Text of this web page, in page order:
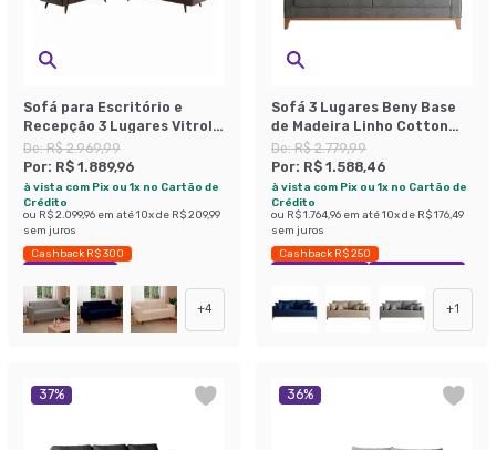
Sofá para Escritório e
Recepção 3 Lugares Vitrola
Revestimento Sintético
Marrom
De:R$ 2.969,99
Por: R$ 1.889,96
à vista com Pix ou 1x no Cartão de
Crédito
ou R$ 2.099,96 em até10x de R$ 209,99
sem juros
Cashback R$ 300
Economize 36%
+4
Sofá 3 Lugares Beny Base
de Madeira Linho Cotton
Grafite
De:R$ 2.779,99
Por: R$ 1.588,46
à vista com Pix ou 1x no Cartão de
Crédito
ou R$ 1.764,96 em até10x de R$ 176,49
sem juros
Cashback R$ 250
Exclusivo Mobly
Economize 42%
+1
37% 36%